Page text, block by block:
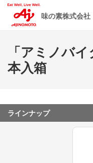
味の素株式会社
「アミノバ
本入箱
ラインナップ